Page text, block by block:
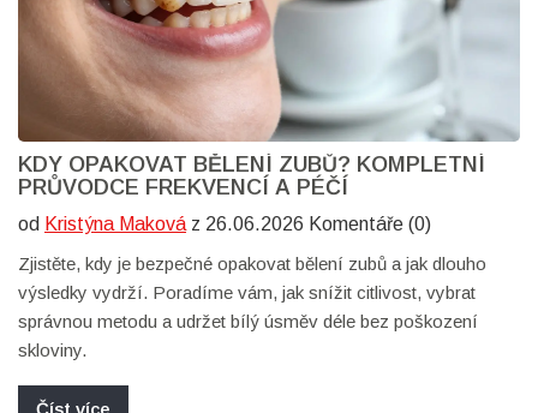
KDY OPAKOVAT BĚLENÍ ZUBŮ? KOMPLETNÍ
PRŮVODCE FREKVENCÍ A PÉČÍ
od Kristýna Maková z 26.06.2026 Komentáře (0)
Zjistěte, kdy je bezpečné opakovat bělení zubů a jak dlouho
výsledky vydrží. Poradíme vám, jak snížit citlivost, vybrat
správnou metodu a udržet bílý úsměv déle bez poškození
skloviny.
Číst více